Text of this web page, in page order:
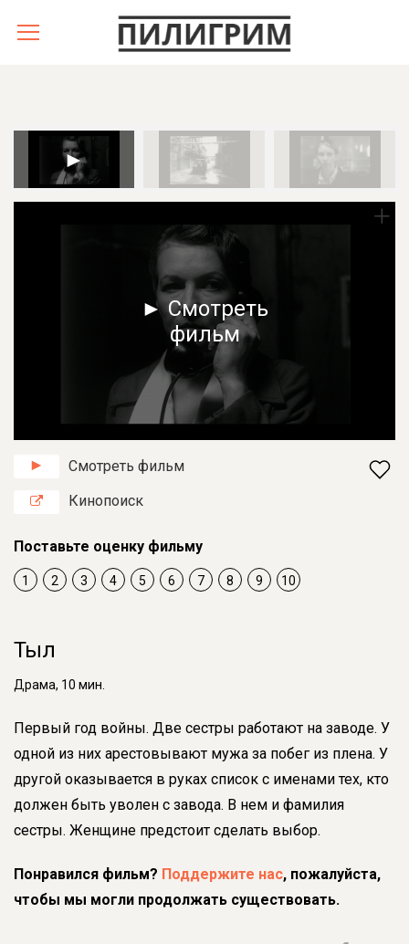
► Смотреть
фильм
Смотреть фильм
Кинопоиск
Поставьте оценку фильму
1 2 3 4 5 6 7 8 9 10
Тыл
Драма, 10 мин.
Первый год войны. Две сестры работают на заводе. У
одной из них арестовывают мужа за побег из плена. У
другой оказывается в руках список с именами тех, кто
должен быть уволен с завода. В нем и фамилия
сестры. Женщине предстоит сделать выбор.
Понравился фильм? Поддержите нас, пожалуйста,
чтобы мы могли продолжать существовать.